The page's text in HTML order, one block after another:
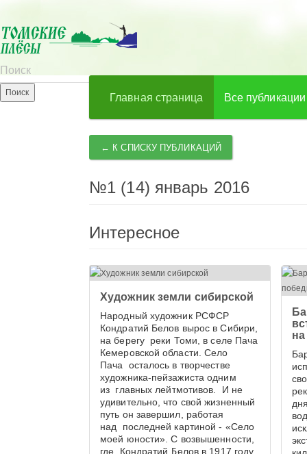
Главная страница Все публикации
← К СПИСКУ ПУБЛИКАЦИЙ
№1 (14) январь 2016
Интересное
Художник земли сибирской
Народный художник РСФСР
Кондратий Белов вырос в Сибири,
на берегу реки Томи, в селе Пача
Кемеровской области. Село
Пача осталось в творчестве
художника-пейзажиста одним
из главных лейтмотивов. И не
удивительно, что свой жизненный
путь он завершил, работая
над последней картиной - «Село
моей юности». С возвышенности,
где Кондратий Белов в 1917 году